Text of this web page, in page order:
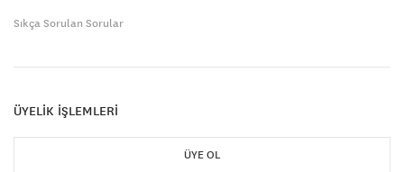
Sıkça Sorulan Sorular
ÜYELİK İŞLEMLERİ
ÜYE OL